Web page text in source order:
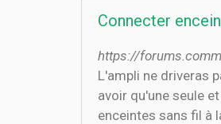
Connecter
https://
L'ampli ne driveras
avoir qu'une seule
enceintes sans fil à